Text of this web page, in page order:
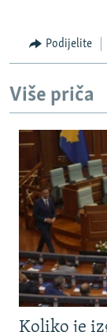
Podijelite
Više priča
Koliko je